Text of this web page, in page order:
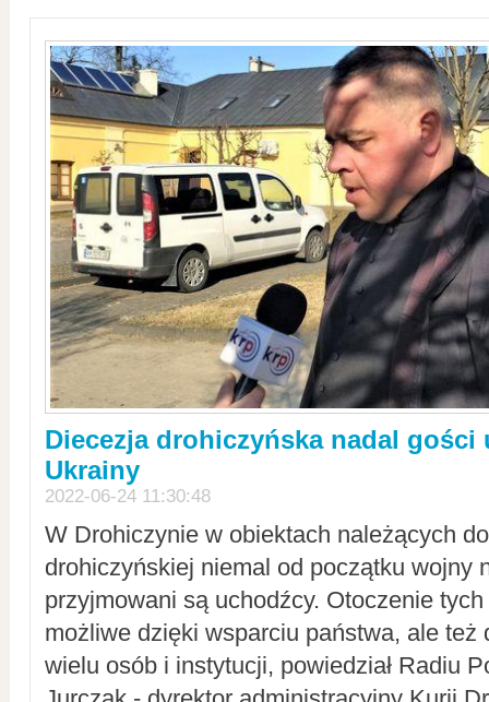
Diecezja drohiczyńska nadal gości
Ukrainy
2022-06-24 11:30:48
W Drohiczynie w obiektach należących
drohiczyńskiej niemal od początku wojny
przyjmowani są uchodźcy. Otoczenie
możliwe dzięki wsparciu państwa, ale też
wielu osób i instytucji, powiedział Radiu